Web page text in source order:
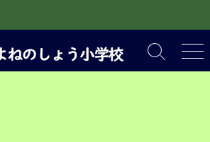
検
索
メ
ニ